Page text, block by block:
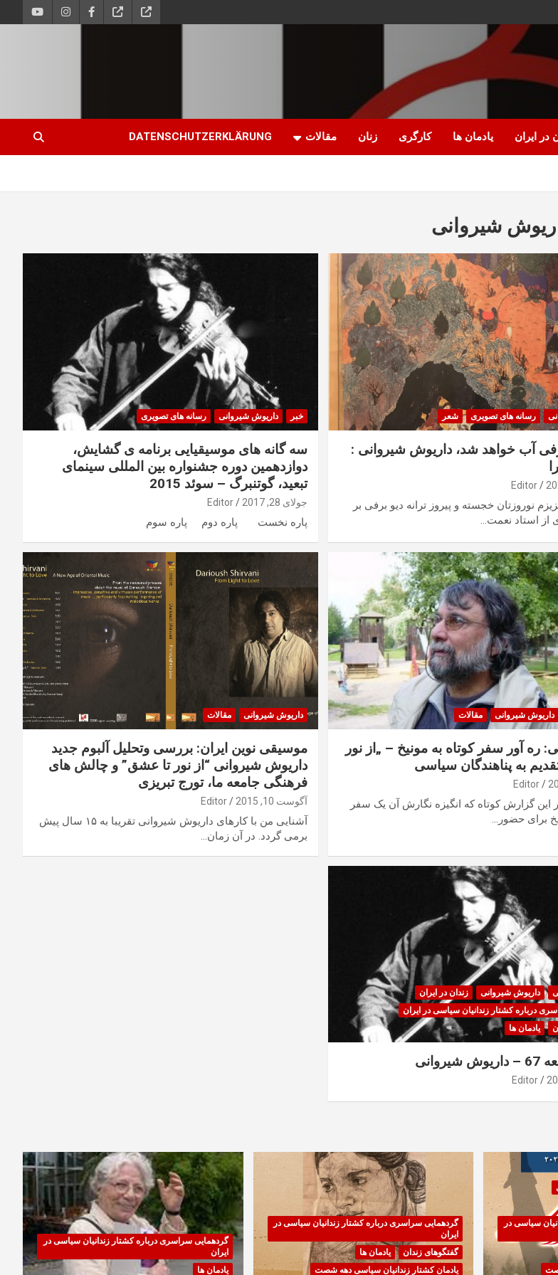
در ایران یادمان ها کارگری زنان مقالات DATENSCHUTZERKLÄRUNG
شیروانی
رسانه های تصویری شعر
آب خواهد شد، داریوش شیروانی :
Editor
نوروزتان خجسته و پیروز ترانه دیو برفی بر
استاد نعمت…
خبر داریوش شیروانی رسانه های تصویری
سه گانه های موسیقیایی برنامه ی گشایش،
دوازدهمین دوره جشنواره بین المللی سینمای
تبعید، گوتنبرگ – سوئد 2015
جولای 28, 2017 Editor
پاره نخست پاره دوم پاره سوم
داریوش شیروانی مقالات
ره آور سفر کوتاه به مونیخ – „از نور
به پناهندگان سیاسی
Editor
این گزارش کوتاه که انگیزه نگارش آن یک سفر
برای حضور…
داریوش شیروانی مقالات
موسیقی نوین ایران: بررسی وتحلیل آلبوم جدید
داریوش شیروانی “از نور تا عشق” و چالش های
فرهنگی جامعه ما، تورج تبریزی
آگوست 10, 2015 Editor
آشنایی من با کارهای داریوش شیروانی تقریبا به ۱۵ سال پیش
برمی گردد. در آن زمان…
داریوش شیروانی
زندان در ایران
درباره کشتار زندانیان سیاسی در ایران
یادمان ها
Editor
سیاسی در
گردهمایی سراسری درباره کشتار زندانیان سیاسی در
ایران
گفتگوهای زندان
یادمان ها
یادمان کشتار زندانیان سیاسی دهه شصت
گردهمایی سراسری درباره کشتار زندانیان سیاسی در
ایران
یادمان ها